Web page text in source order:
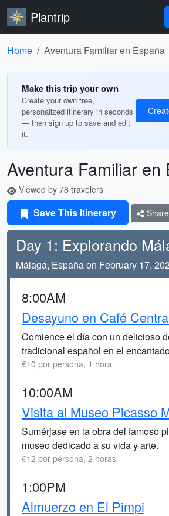
Plantrip
Home Aventura Familiar en España
Make this trip your own
Create your own free,
personalized itinerary in seconds
— then sign up to save and edit
it.
Aventura Familiar en
Viewed by 78 travelers
Save This Itinerary Share
Day 1: Explorando
Málaga, España on February 17,
8:00AM
Desayuno en Café
Comience el día con un delicioso
tradicional español en el
€10 por persona, 1 hora
10:00AM
Visita al Museo Picasso
Sumérjase en la obra del famoso
museo dedicado a su vida y arte.
€12 por persona, 2 horas
1:00PM
Almuerzo en El Pimpi